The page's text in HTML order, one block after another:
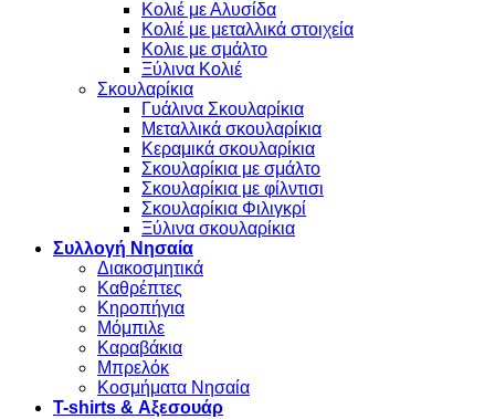
Κολιέ με Αλυσίδα
Κολιέ με μεταλλικά στοιχεία
Κολιε με σμάλτο
Ξύλινα Κολιέ
Σκουλαρίκια
Γυάλινα Σκουλαρίκια
Μεταλλικά σκουλαρίκια
Κεραμικά σκουλαρίκια
Σκουλαρίκια με σμάλτο
Σκουλαρίκια με φίλντισι
Σκουλαρίκια Φιλιγκρί
Ξύλινα σκουλαρίκια
Συλλογή Νησαία
Διακοσμητικά
Καθρέπτες
Κηροπήγια
Μόμπιλε
Καραβάκια
Μπρελόκ
Κοσμήματα Νησαία
Τ-shirts & Αξεσουάρ